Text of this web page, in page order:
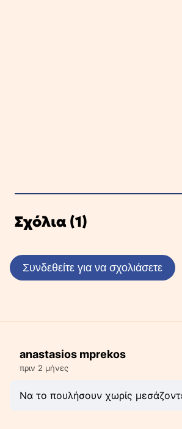
Σχόλια (1)
Συνδεθείτε για να σχολιάσετε
anastasios mprekos
πριν 2 μήνες
Να το πουλήσουν χωρίς